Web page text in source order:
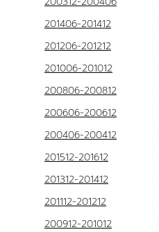
201406-201412
201206-201212
201006-201012
200806-200812
200606-200612
200406-200412
201512-201612
201312-201412
201112-201212
200912-201012